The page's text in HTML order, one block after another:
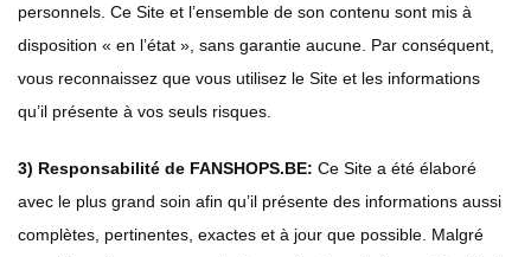
personnels. Ce Site et l’ensemble de son contenu sont mis à
disposition « en l’état », sans garantie aucune. Par conséquent,
vous reconnaissez que vous utilisez le Site et les informations
qu’il présente à vos seuls risques.
3) Responsabilité de FANSHOPS.BE: Ce Site a été élaboré
avec le plus grand soin afin qu’il présente des informations aussi
complètes, pertinentes, exactes et à jour que possible. Malgré